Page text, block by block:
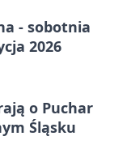
- sobotnia
2026
o Puchar
Śląsku